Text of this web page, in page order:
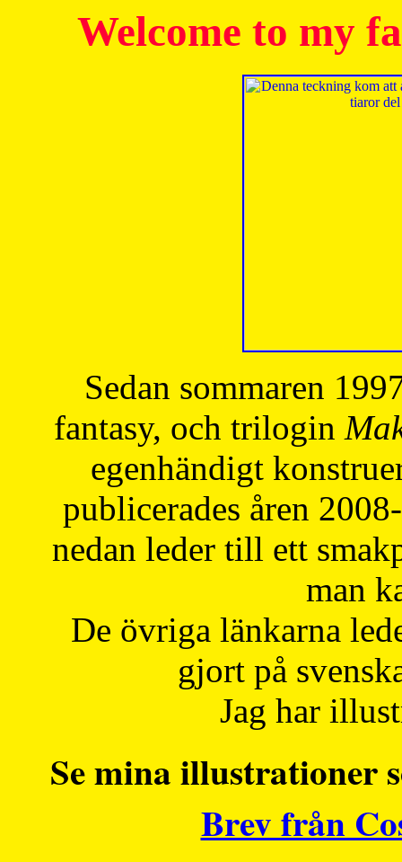
Welcome to my
Sedan sommaren
fantasy, och trilogin
egenhändigt
publicerades åren
nedan leder till ett
man
De övriga länkarna
gjort på
Jag har
Se mina illustrationer
Brev från